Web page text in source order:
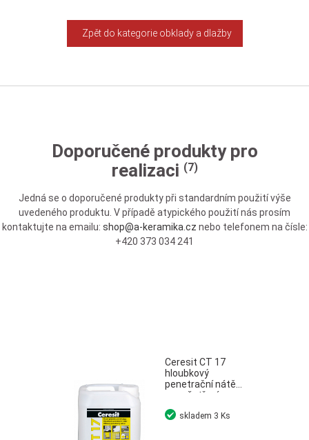
Zpět do kategorie obklady a dlažby
Doporučené produkty pro
realizaci (7)
Jedná se o doporučené produkty při standardním použití výše
uvedeného produktu. V případě atypického použití nás prosím
kontaktujte na emailu: shop@a-keramika.cz nebo telefonem na čísle:
+420 373 034 241
Ceresit CT 17
hloubkový
penetrační nátěr
pro ošetření
savých podkladů
5 l skladem 3 Ks